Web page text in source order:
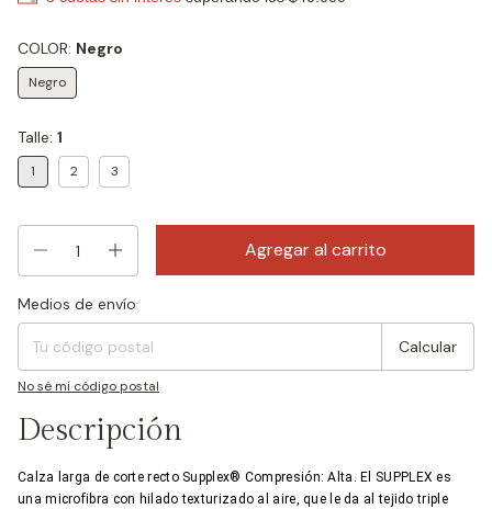
COLOR: Negro
Negro
Talle: 1
1 2 3
Entregas para el CP:
Medios de envío
Calcular
No sé mi código postal
Descripción
Calza larga de corte recto Supplex® Compresión: Alta. El SUPPLEX es
una microfibra con hilado texturizado al aire, que le da al tejido triple